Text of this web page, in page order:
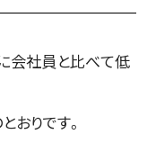
会社員と比べて低
おりです。